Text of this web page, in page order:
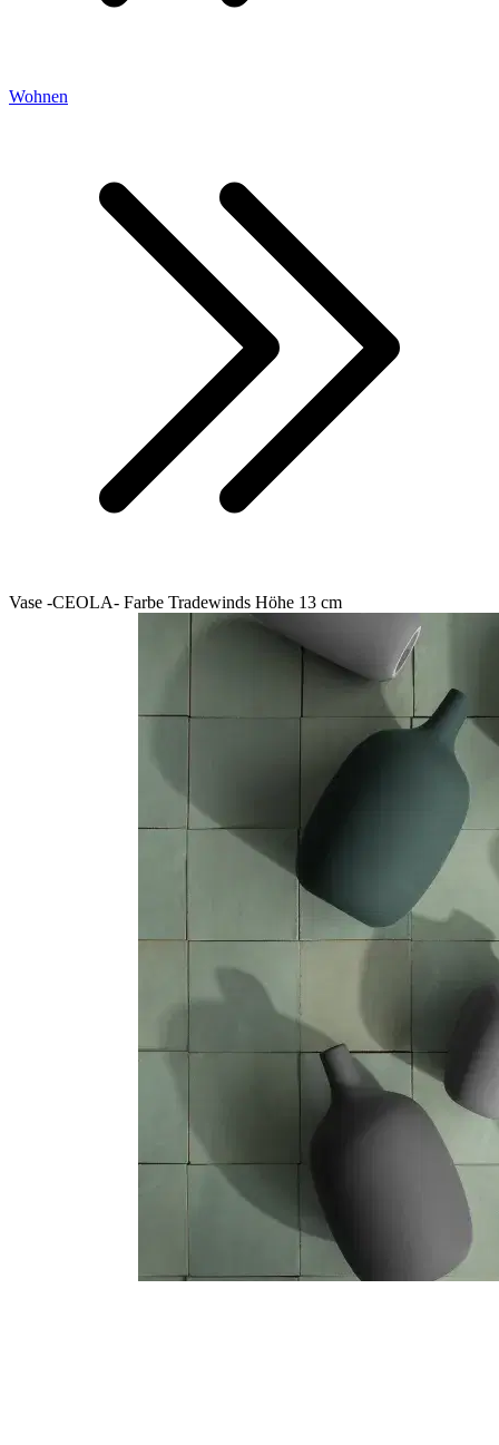
Wohnen
Vase -CEOLA- Farbe Tradewinds Höhe 13 cm